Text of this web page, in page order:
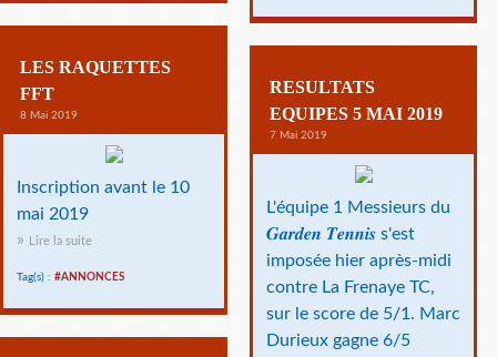
LES RAQUETTES
FFT
8 Mai 2019
Inscription avant le 10
mai 2019
Lire la suite
Tag(s) : #ANNONCES
RESULTATS
EQUIPES 5 MAI 2019
7 Mai 2019
L'équipe 1 Messieurs du
𝑮𝒂𝒓𝒅𝒆𝒏 𝑻𝒆𝒏𝒏𝒊𝒔 s'est
imposée hier après-midi
contre La Frenaye TC,
sur le score de 5/1. Marc
Durieux gagne 6/5